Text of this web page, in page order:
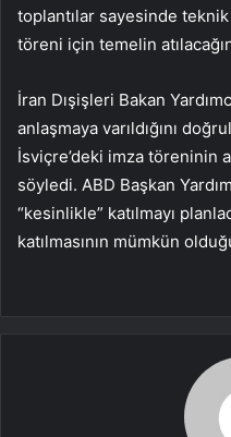
toplantılar sayesinde
töreni için temelin
İran Dışişleri Bakan
anlaşmaya varıldığını
İsviçre’deki imza töreninin
söyledi. ABD Başkan
“kesinlikle” katılmayı
katılmasının mümkün